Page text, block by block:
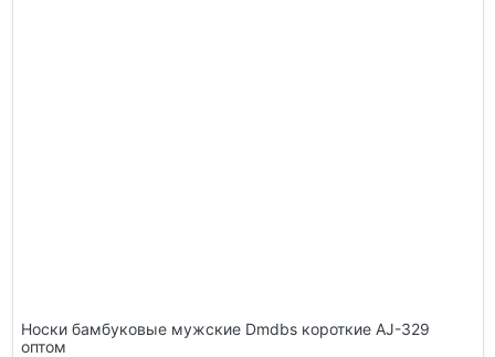
Носки бамбуковые мужские Dmdbs короткие AJ-329
оптом